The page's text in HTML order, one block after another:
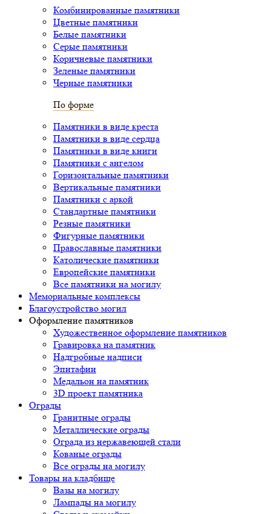
Комбинированные памятники
Цветные памятники
Белые памятники
Серые памятники
Коричневые памятники
Зеленые памятники
Черные памятники
По форме
Памятники в виде креста
Памятники в виде сердца
Памятники в виде книги
Памятники с ангелом
Горизонтальные памятники
Вертикальные памятники
Памятники с аркой
Стандартные памятники
Резные памятники
Фигурные памятники
Православные памятники
Католические памятники
Европейские памятники
Все памятники на могилу
Мемориальные комплексы
Благоустройство могил
Оформление памятников
Художественное оформление памятников
Гравировка на памятник
Надгробные надписи
Эпитафии
Медальон на памятник
3D проект памятника
Ограды
Гранитные ограды
Металлические ограды
Ограда из нержавеющей стали
Кованые ограды
Все ограды на могилу
Товары на кладбище
Вазы на могилу
Лампады на могилу